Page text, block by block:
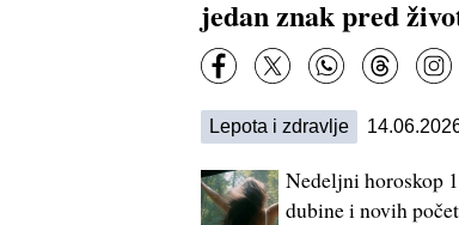
jedan znak pred
Lepota i zdravlje
Nedeljni horoskop
dubine i novih